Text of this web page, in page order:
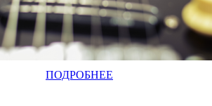
ПОДРОБНЕЕ